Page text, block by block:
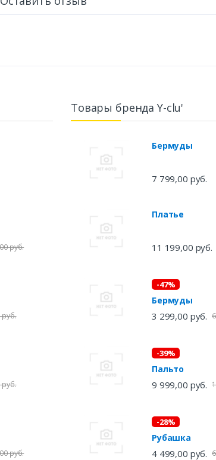
руб.
руб.
руб.
руб.
Товары бренда Y-clu'
Бермуды
7 799,00 руб.
Платье
11 199,00 руб.
-47%
Бермуды
3 299,00 руб.
-39%
Пальто
9 999,00 руб.
-28%
Рубашка
4 499,00 руб.